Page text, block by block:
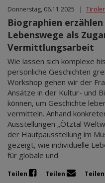
Donnerstag, 06.11.2025 |
Biographien erzählen
Lebenswege als
Vermittlungsarbeit
Wie lassen sich komplexe
persönliche Geschichten
Workshop gehen wir der
Ansätze in der Kultur- und
können, um Geschichte
vermitteln. Anhand
Ausstellungen „Ötztal
der Hautpausstellung im
gezeigt, wie individuelle
für globale und
Teilen Teilen Teilen